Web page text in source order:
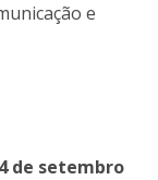
e
de setembro